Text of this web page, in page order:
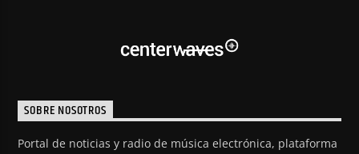
SOBRE NOSOTROS
Portal de noticias y radio de música electrónica, plataforma